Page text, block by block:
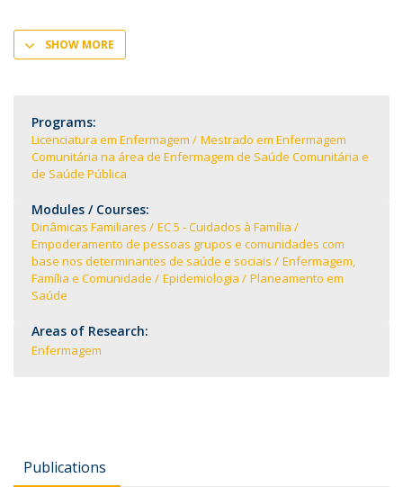
SHOW MORE
Programs:
Licenciatura em Enfermagem
Mestrado em Enfermagem
Comunitária na área de Enfermagem de Saúde Comunitária e
de Saúde Pública
Modules / Courses:
Dinâmicas Familiares
EC 5 - Cuidados à Família
Empoderamento de pessoas grupos e comunidades com
base nos determinantes de saúde e sociais
Enfermagem,
Família e Comunidade
Epidemiologia
Planeamento em
Saúde
Areas of Research:
Enfermagem
Publications